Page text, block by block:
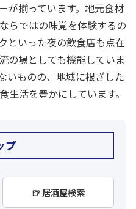
が揃っています。地元食材
らではの味覚を体験するの
といった夜の飲食店も点在
の場としても機能していま
いものの、地域に根ざした
生活を豊かにしています。
プ
🍺 居酒屋検索